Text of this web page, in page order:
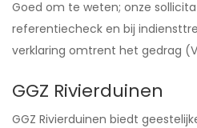
Goed om te weten; onze
referentiecheck en bij
verklaring omtrent het gedrag
GGZ Rivierduinen
GGZ Rivierduinen biedt